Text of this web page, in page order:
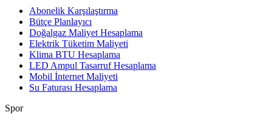
Abonelik Karşılaştırma
Bütçe Planlayıcı
Doğalgaz Maliyet Hesaplama
Elektrik Tüketim Maliyeti
Klima BTU Hesaplama
LED Ampul Tasarruf Hesaplama
Mobil İnternet Maliyeti
Su Faturası Hesaplama
Spor